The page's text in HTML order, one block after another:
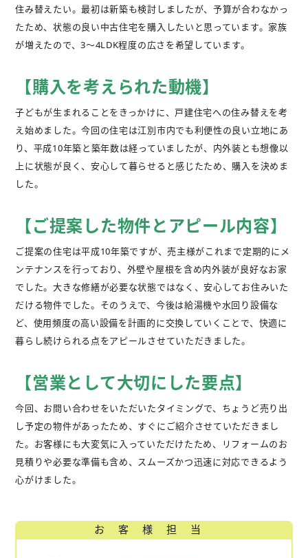
住み替えたい。最初は新築も検討しましたが、予算が合わなかっ
たため、状態の良い中古住宅を購入したいと思っています。家族
が増えたので、3～4LDK程度の広さを希望しています。
【購入を考えられた動機】
子どもが生まれることをきっかけに、戸建住宅への住み替えを考
え始めました。今回の住宅は江別市内でも利便性の良い立地にあ
り、平成10年築と築年数は経っていましたが、内外装とも想像以
上に状態が良く、安心して暮らせると感じたため、購入を決めま
した。
【ご提案した物件とアピール内容】
ご提案の住宅は平成10年築ですが、売主様がこれまで定期的にメ
ンテナンスを行っており、外壁や屋根を含め内外装が良好なお家
でした。大きな修繕が必要な状態ではなく、安心してお住みいた
だける物件でした。そのうえで、今後は給湯機や水回り設備な
ど、使用頻度の高い設備を計画的に交換していくことで、快適に
暮らし続けられる点をアピールさせていただきました。
【営業として大切にした要点】
今回、お問い合わせをいただいたタイミングで、ちょうど売り出
し予定の物件があったため、すぐにご紹介させていただきまし
た。お客様にも大変気に入っていただけたため、リフォームのお
見積りや必要な準備も含め、スムーズかつ迅速に対応できるよう
心がけました。
お客様担当